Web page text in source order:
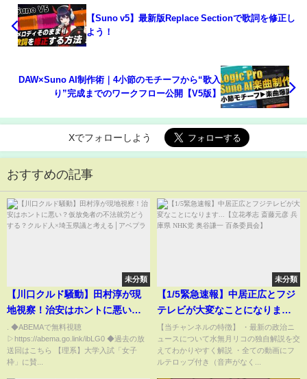
【Suno v5】最新版Replace Sectionで歌詞を修正し
よう！
DAW×Suno AI制作術｜4小節のモチーフから“歌入
り”完成までのワークフロー公開【V5版】
Xでフォローしよう
おすすめの記事
未分類
【川口クルド騒動】田村淳が現
地視察！治安はホントに悪い？
仮放免者の不法就労どうする？
クルド人×埼玉県議と考える│ア
ベプラ
. ◆ABEMAで無料視聴
▷https://abema.go.link/ibLG0 ◆過去の放
送回はこちら 【理系】大学入試「女子
枠」に賛...
未分類
【1/5緊急速報】中居正広とフジ
テレビが大変なことになります...
【立花孝志 斎藤元彦 兵庫県
NHK党 奥谷謙一 百条委員会】
【当チャンネルの特徴】 ・最新の政治ニ
ュースについて水無月リコの独自解説を交
えてわかりやすく解説 ・全ての動画にフ
ルテロップ付き（音声がなく...